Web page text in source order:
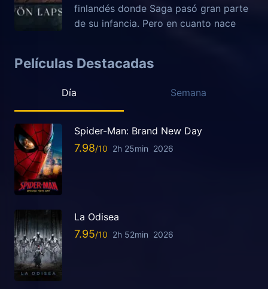
finlandés donde Saga pasó gran parte
de su infancia. Pero en cuanto nace
Películas Destacadas
Día Semana
Spider-Man: Brand New Day
7.98 2h 25min 2026
La Odisea
7.95 2h 52min 2026